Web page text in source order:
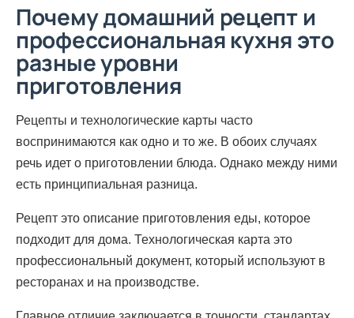
Почему домашний рецепт и
профессиональная кухня это
разные уровни
приготовления
Рецепты и технологические карты часто
воспринимаются как одно и то же. В обоих случаях
речь идет о приготовлении блюда. Однако между ними
есть принципиальная разница.
Рецепт это описание приготовления еды, которое
подходит для дома. Технологическая карта это
профессиональный документ, который используют в
ресторанах и на производстве.